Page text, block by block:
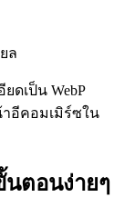
ล
ดเป็น WebP
อีคอมเมิร์ซใน
นตอนง่ายๆ